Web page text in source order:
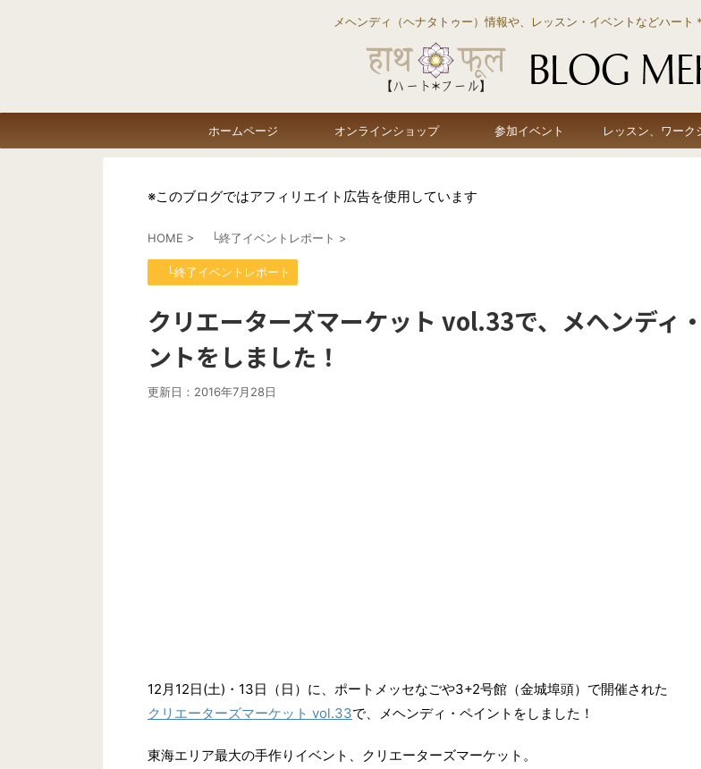
メヘンディ（ヘナタトゥー）情報や、レッスン・イベントなどハー
ホームページ オンラインショップ 参加イベント レッスン、ワーク
※このブログではアフィリエイト広告を使用しています
HOME > └終了イベントレポート >
└終了イベントレポート
クリエーターズマーケット vol.33で、メヘンディ
ントをしました！
更新日： 2016年7月28日
12月12日(土)・13日（日）に、ポートメッセなごや3+2号館（金城埠頭）で開催された
クリエーターズマーケット vol.33で、メヘンディ・ペイントをしました！
東海エリア最大の手作りイベント、クリエーターズマーケット。